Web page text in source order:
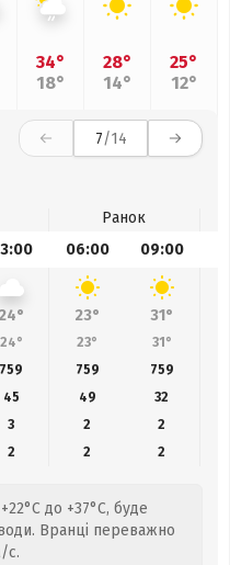
34°
18°
28°
14°
25°
12°
7/14
Ранок
06:00 09:00
24° 23° 31°
24° 23° 31°
759 759 759
45 49 32
3 2
2
2 2 2
до +37°C, буде
Вранці переважно
с.